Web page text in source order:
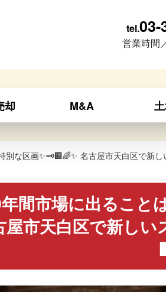
tel.03-
営業時間
却 M&A
別な区画✨🗝️🏢🌈✨ 名古屋市天白区で新
間市場に出ること
屋市天白区で新し